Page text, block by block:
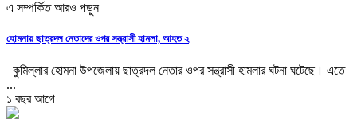
এ সম্পর্কিত আরও পড়ুন
হোমনায় ছাত্রদল নেতাদের ওপর সন্ত্রাসী হামলা, আহত ২
কুমিল্লার হোমনা উপজেলায় ছাত্রদল নেতার ওপর সন্ত্রাসী হামলার ঘটনা ঘটেছে। এতে
...
১ বছর আগে